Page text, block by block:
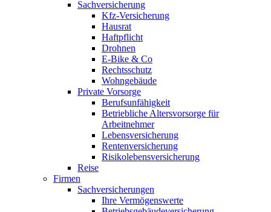
Sachversicherung
Kfz-Versicherung
Hausrat
Haftpflicht
Drohnen
E-Bike & Co
Rechtsschutz
Wohngebäude
Private Vorsorge
Berufsunfähigkeit
Betriebliche Altersvorsorge für
Arbeitnehmer
Lebensversicherung
Rentenversicherung
Risikolebensversicherung
Reise
Firmen
Sachversicherungen
Ihre Vermögenswerte